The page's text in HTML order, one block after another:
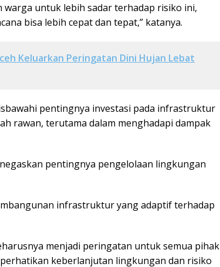
warga untuk lebih sadar terhadap risiko ini,
bisa lebih cepat dan tepat,” katanya.
Keluarkan Peringatan Dini Hujan Lebat
pentingnya investasi pada infrastruktur
rawan, terutama dalam menghadapi dampak
pentingnya pengelolaan lingkungan
infrastruktur yang adaptif terhadap
menjadi peringatan untuk semua pihak
keberlanjutan lingkungan dan risiko